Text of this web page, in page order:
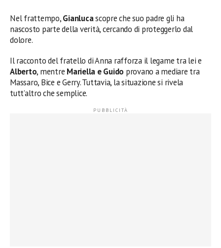
Nel frattempo,Gianlucascopre che suo padre gli ha
nascosto parte della verità, cercando di proteggerlo dal
dolore.
Il racconto del fratello di Anna rafforza il legame tra lei e
Alberto, mentre Mariella e Guido provano a mediare tra
Massaro, Bice e Gerry. Tuttavia, la situazione si rivela
tutt’altro che semplice.